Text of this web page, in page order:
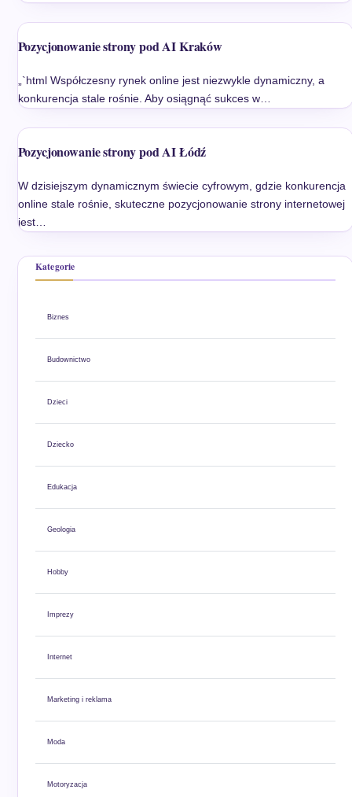
Pozycjonowanie strony pod AI Kraków
„`html Współczesny rynek online jest niezwykle dynamiczny, a
konkurencja stale rośnie. Aby osiągnąć sukces w…
Pozycjonowanie strony pod AI Łódź
W dzisiejszym dynamicznym świecie cyfrowym, gdzie konkurencja
online stale rośnie, skuteczne pozycjonowanie strony internetowej
jest…
Kategorie
Biznes
Budownictwo
Dzieci
Dziecko
Edukacja
Geologia
Hobby
Imprezy
Internet
Marketing i reklama
Moda
Motoryzacja